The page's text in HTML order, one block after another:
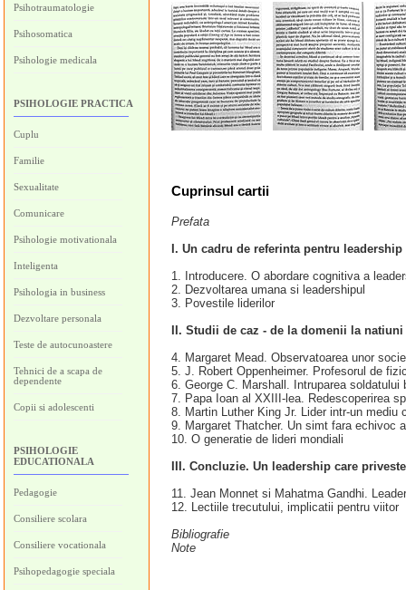
Psihotraumatologie
Psihosomatica
Psihologie medicala
PSIHOLOGIE PRACTICA
Cuplu
Familie
Sexualitate
Comunicare
Psihologie motivationala
Inteligenta
Psihologia in business
Dezvoltare personala
Teste de autocunoastere
Tehnici de a scapa de
dependente
Copii si adolescenti
PSIHOLOGIE
EDUCATIONALA
Pedagogie
Consiliere scolara
Consiliere vocationala
Psihopedagogie speciala
Cuprinsul cartii
Prefata
I. Un cadru de referinta pentru leadership
1. Introducere. O abordare cognitiva a
2. Dezvoltarea umana si leadershipul
3. Povestile liderilor
II. Studii de caz - de la domenii la natiuni
4. Margaret Mead. Observatoarea unor
5. J. Robert Oppenheimer. Profesorul de
6. George C. Marshall. Intruparea soldatului
7. Papa Ioan al XXIII-lea. Redescoperirea
8. Martin Luther King Jr. Lider intr-un mediu
9. Margaret Thatcher. Un simt fara echivoc
10. O generatie de lideri mondiali
III. Concluzie. Un leadership care
11. Jean Monnet si Mahatma Gandhi.
12. Lectiile trecutului, implicatii pentru viitor
Bibliografie
Note